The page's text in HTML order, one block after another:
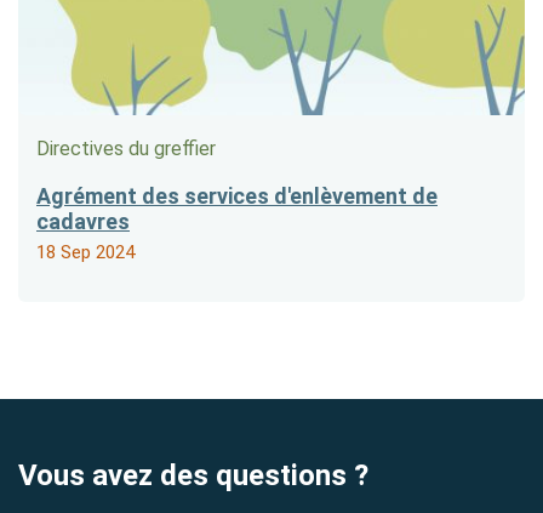
Directives du greffier
Agrément des services d'enlèvement de
cadavres
18 Sep 2024
Vous avez des questions ?